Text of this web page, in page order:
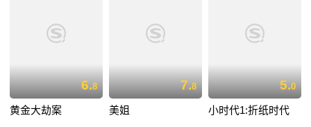
6.8
黄金大劫案
7.8
美姐
5.0
小时代1:折纸时代